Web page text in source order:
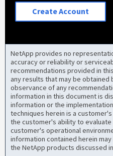
Create Account
NetApp provides no
accuracy or reliability or
recommendations provided in
any results that may be
observance of any
information in this document is
information or the
techniques herein is a
the customer's ability to
customer's operational
information contained herein
the NetApp products discussed